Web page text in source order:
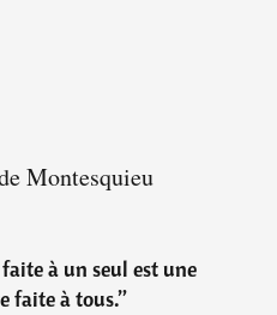
Montesquieu
à un seul est une
faite à tous.”